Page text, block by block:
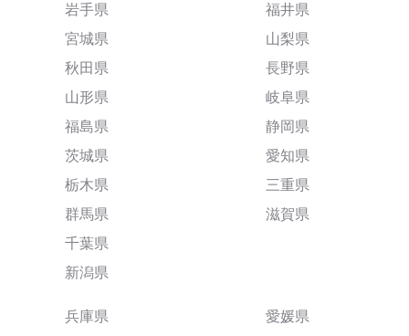
岩手県
宮城県
秋田県
山形県
福島県
茨城県
栃木県
群馬県
千葉県
新潟県
福井県
山梨県
長野県
岐阜県
静岡県
愛知県
三重県
滋賀県
兵庫県
愛媛県